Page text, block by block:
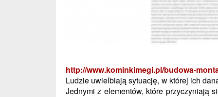
http://www.kominkimegi.pl/budowa-
Ludzie uwielbiają sytuację, w której ich
Jednymi z elementów, które przyczyniają